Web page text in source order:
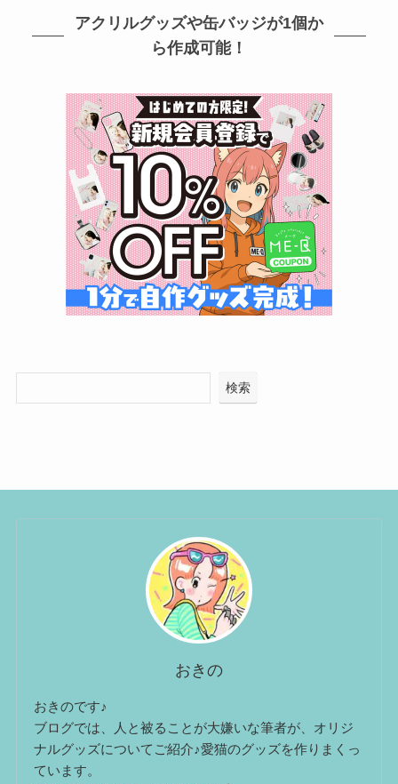
アクリルグッズや缶バッジが1個か
ら作成可能！
検索
おきの
おきのです♪
ブログでは、人と被ることが大嫌いな筆者が、オリジ
ナルグッズについてご紹介♪愛猫のグッズを作りまくっ
ています。